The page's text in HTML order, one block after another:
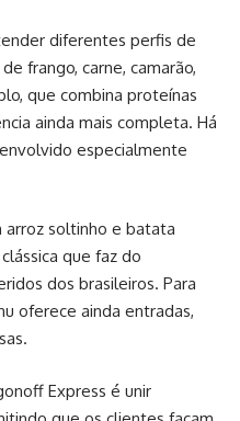
diferentes perfis de
frango, carne, camarão,
que combina proteínas
ainda mais completa. Há
especialmente
arroz soltinho e batata
que faz do
dos brasileiros. Para
oferece ainda entradas,
Express é unir